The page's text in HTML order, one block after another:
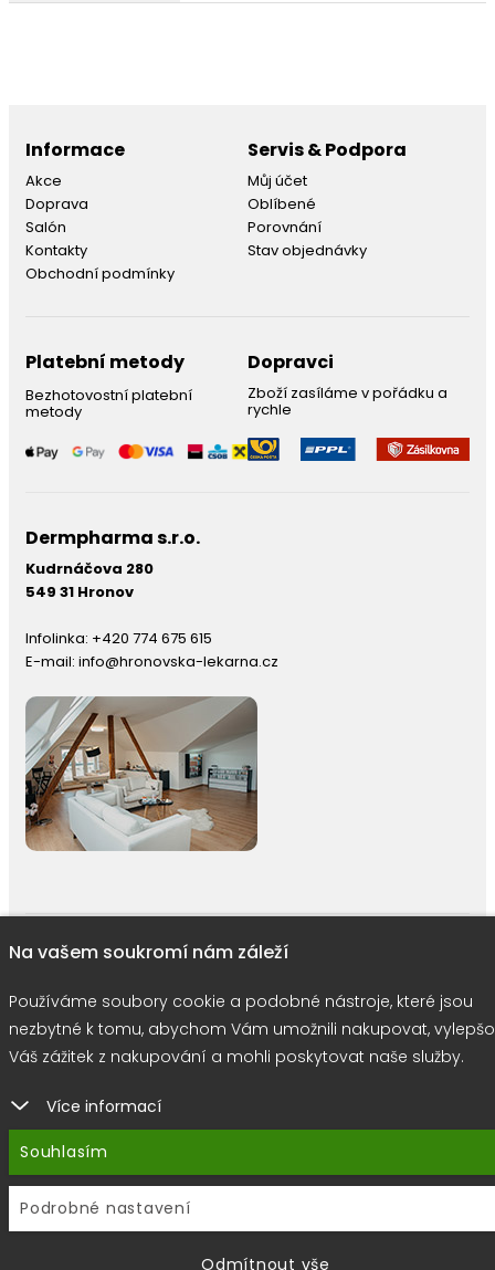
Informace
Akce
Doprava
Salón
Kontakty
Obchodní podmínky
Servis & Podpora
Můj účet
Oblíbené
Porovnání
Stav objednávky
Platební metody
Bezhotovostní platební
metody
Dopravci
Zboží zasíláme v pořádku a
rychle
Dermpharma s.r.o.
Kudrnáčova 280
549 31 Hronov
Infolinka: +420 774 675 615
E-mail: info@hronovska-lekarna.cz
© 2026 |E-shop JEDNIČKY|Marketing
Na vašem soukromí nám záleží
Používáme soubory cookie a podobné nástroje, které jsou
nezbytné k tomu, abychom Vám umožnili nakupovat,
Váš zážitek z nakupování a mohli poskytovat naše služby.
Více informací
Souhlasím
Podrobné nastavení
Odmítnout vše